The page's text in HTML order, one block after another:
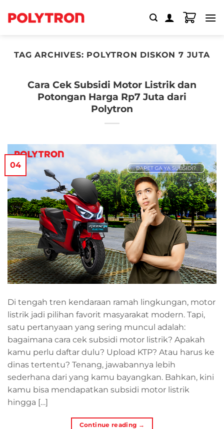
TAG ARCHIVES: POLYTRON DISKON 7 JUTA
Cara Cek Subsidi Motor Listrik dan
Potongan Harga Rp7 Juta dari
Polytron
04
Di tengah tren kendaraan ramah lingkungan, motor
listrik jadi pilihan favorit masyarakat modern. Tapi,
satu pertanyaan yang sering muncul adalah:
bagaimana cara cek subsidi motor listrik? Apakah
kamu perlu daftar dulu? Upload KTP? Atau harus ke
dinas tertentu? Tenang, jawabannya lebih
sederhana dari yang kamu bayangkan. Bahkan, kini
kamu bisa mendapatkan subsidi motor listrik
hingga […]
Continue reading →